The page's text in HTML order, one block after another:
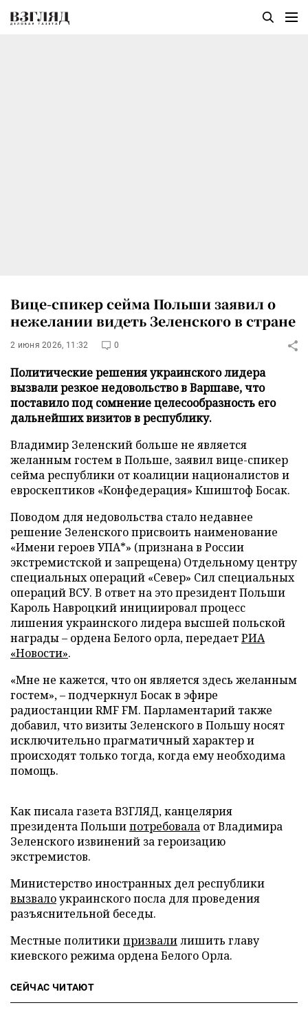
Вице-спикер сейма Польши заявил о
нежелании видеть Зеленского в стране
2 июня 2026, 11:32 0
Политические решения украинского лидера
вызвали резкое недовольство в Варшаве, что
поставило под сомнение целесообразность его
дальнейших визитов в республику.
Владимир Зеленский больше не является
желанным гостем в Польше, заявил вице-спикер
сейма республики от коалиции националистов и
евроскептиков «Конфедерация» Кшиштоф Босак.
Поводом для недовольства стало недавнее
решение Зеленского присвоить наименование
«Имени героев УПА*» (признана в России
экстремистской и запрещена) Отдельному центру
специальных операций «Север» Сил специальных
операций ВСУ. В ответ на это президент Польши
Кароль Навроцкий инициировал процесс
лишения украинского лидера высшей польской
награды – ордена Белого орла, передаетРИА
«Новости».
«Мне не кажется, что он является здесь желанным
гостем», – подчеркнул Босак в эфире
радиостанции RMF FM. Парламентарий также
добавил, что визиты Зеленского в Польшу носят
исключительно прагматичный характер и
происходят только тогда, когда ему необходима
помощь.
Как писала газета ВЗГЛЯД, канцелярия
президента Польшипотребовала от Владимира
Зеленского извинений за героизацию
экстремистов.
Министерство иностранных дел республики
вызвалоукраинского посла для проведения
разъяснительной беседы.
Местные политикипризвалилишить главу
киевского режима ордена Белого Орла.
СЕЙЧАС ЧИТАЮТ